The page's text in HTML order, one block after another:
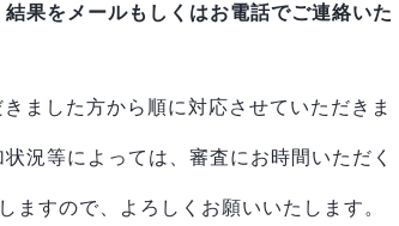
果をメールもしくはお電話でご連絡いた
ました方から順に対応させていただきま
況等によっては、審査にお時間いただく
ますので、よろしくお願いいたします。